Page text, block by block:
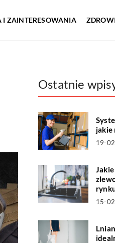
I ZAINTERESOWANIA
Ostatnie
jakie
19-
15-